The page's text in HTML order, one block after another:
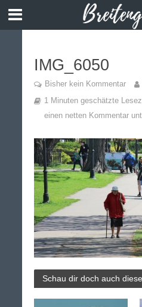
IMG_6050
Bisher kein Kommentar
1 Minuten geschätzte
einen netten Kommentar
Schau dir doch auch